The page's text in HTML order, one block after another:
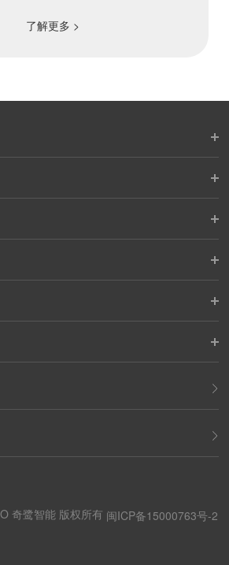
了解更多 >
奇鹭智能 版权所有 闽ICP备15000763号-2